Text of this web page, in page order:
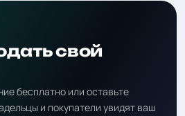
свой
бесплатно или оставьте
и покупатели увидят ваш